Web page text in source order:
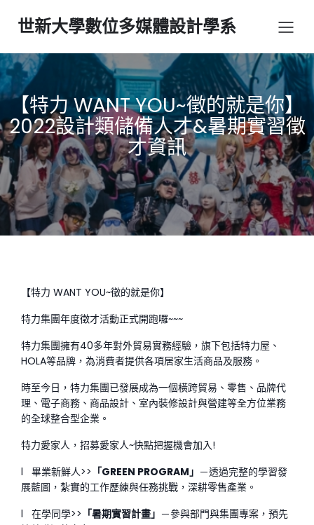
世新大學數位多媒體設計學系
【特力 WANT YOU~徵的就是你】
2022設計類儲備人才&暑期實習徵
才資訊
【特力 WANT YOU~徵的就是你】
特力集團年度徵才活動正式開跑囉~~~
特力集團擁有40多年對外貿易實務經驗，旗下包括特力屋、
HOLA等品牌，為消費者提供各項居家生活商品及服務。
時至今日，特力集團已發展成為一個橫跨貿易、零售、品牌代
理、電子商務、商品設計、室內裝修設計與營建等全方位業務
的全球整合型企業。
特力愛家人，招募愛家人~快點把握機會加入! ‍
l 畢業新鮮人>> 「GREEN PROGRAM」 －透過完整的學習發
展藍圖，紮實的工作歷練與任務挑戰，深耕零售產業。
l 在學同學>> 「暑期實習計畫」 －參與部門與集團專案，預先